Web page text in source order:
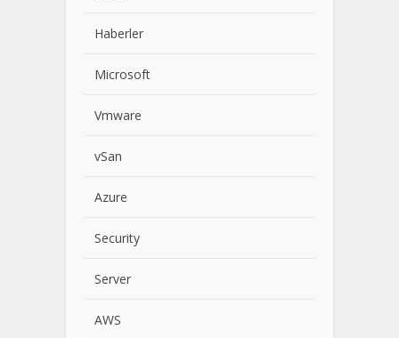
Haberler
Microsoft
Vmware
vSan
Azure
Security
Server
AWS